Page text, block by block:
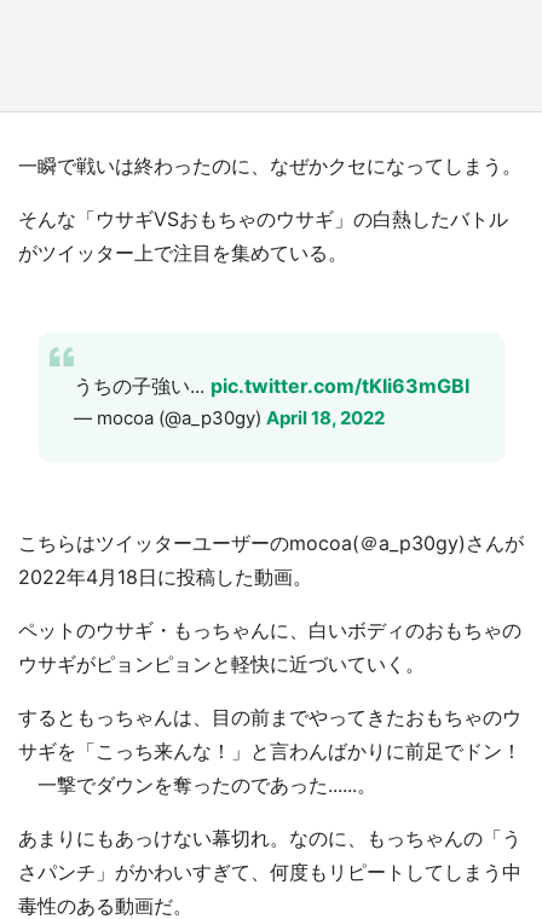
一瞬で戦いは終わったのに、なぜかクセになってしまう。
そんな「ウサギVSおもちゃのウサギ」の白熱したバトル
がツイッター上で注目を集めている。
うちの子強い... pic.twitter.com/tKIi63mGBI
— mocoa (@a_p30gy) April 18, 2022
こちらはツイッターユーザーのmocoa(＠a_p30gy)さんが
2022年4月18日に投稿した動画。
ペットのウサギ・もっちゃんに、白いボディのおもちゃの
ウサギがピョンピョンと軽快に近づいていく。
するともっちゃんは、目の前までやってきたおもちゃのウ
サギを「こっち来んな！」と言わんばかりに前足でドン！
一撃でダウンを奪ったのであった......。
あまりにもあっけない幕切れ。なのに、もっちゃんの「う
さパンチ」がかわいすぎて、何度もリピートしてしまう中
毒性のある動画だ。